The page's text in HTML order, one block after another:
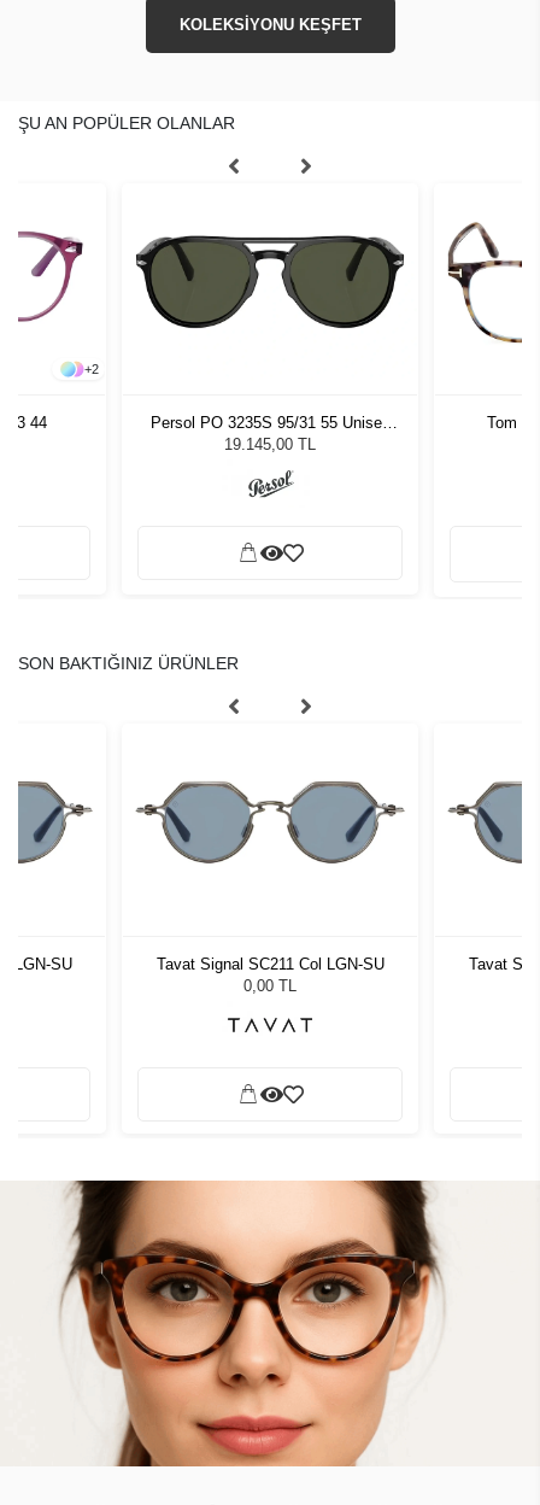
KOLEKSİYONU KEŞFET
ŞU AN POPÜLER OLANLAR
+2
44
Persol PO 3235S 95/31 55 Unisex
Güneş Gözlüğü
19.145,00 TL
Tom
SON BAKTIĞINIZ ÜRÜNLER
LGN-SU
Tavat Signal SC211 Col LGN-SU
0,00 TL
Tavat